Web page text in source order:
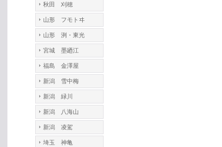
秋田 刈穂
山形 フモトヰ
山形 洌・東光
宮城 墨廼江
福島 金澤屋
新潟 雪中梅
新潟 緑川
新潟 八海山
新潟 凌駕
埼玉 神亀